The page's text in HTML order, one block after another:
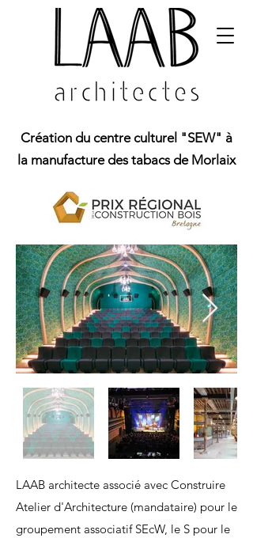
Création du centre culturel "SEW" à
la manufacture des tabacs de Morlaix
LAAB architecte associé avec Construire
Atelier d'Architecture (mandataire) pour le
groupement associatif SEcW, le S pour le